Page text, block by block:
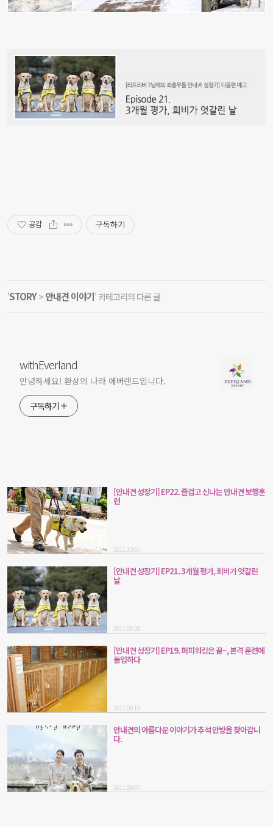
공감 구독하기
'STORY> 안내견 이야기' 카테고리의 다른 글
withEverland
안녕하세요! 환상의 나라 에버랜드입니다.
구독하기
[안내견 성장기] EP22. 즐겁고 신나는 안내견 보행훈
련
2011.10.05
[안내견 성장기] EP21. 3개월 평가, 희비가 엇갈린
날
2011.09.28
[안내견 성장기] EP19. 퍼피워킹은 끝~, 본격 훈련에
돌입하다
2011.09.19
안내견의 아름다운 이야기가 추석 안방을 찾아갑니
다.
2011.09.07